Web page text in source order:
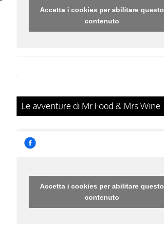
Accetta i cookies per abilitare questo
contenuto
Le avventure di Mr Food & Mrs Wine
Accetta i cookies per abilitare questo
contenuto